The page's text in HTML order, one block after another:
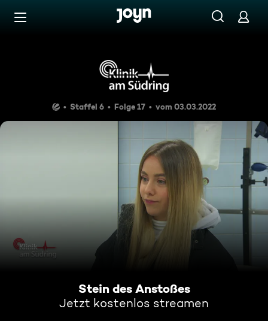
Zum Inhalt springen
Stein des Anstoßes
Staffel 6 Folge 17 vom 03.03.2022
Stein des Anstoßes
Jetzt kostenlos streamen